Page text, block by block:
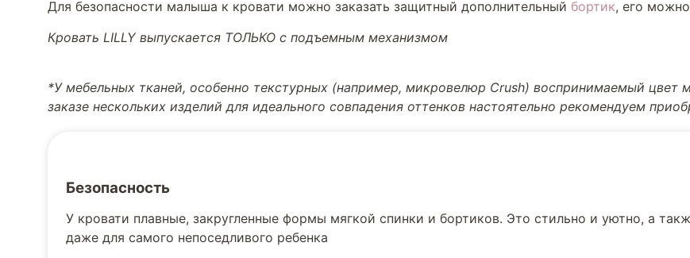
Для безопасности малыша к кровати можно заказать защитный дополнительный бортик, его
Кровать LILLY выпускается ТОЛЬКО с подъемным механизмом
*У мебельных тканей, особенно текстурных (например, микровелюр Crush) воспринимаемый цвет
заказе нескольких изделий для идеального совпадения оттенков настоятельно рекомендуем
Безопасность
У кровати плавные, закругленные формы мягкой спинки и бортиков. Это стильно и уютно, а
даже для самого непоседливого ребенка